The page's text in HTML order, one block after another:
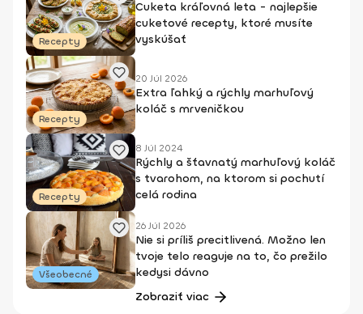
Recepty
Cuketa kráľovná leta - najlepšie
cuketové recepty, ktoré musíte
vyskúšať
Recepty
20 Júl 2026
Extra ľahký a rýchly marhuľový
koláč s mrveničkou
Recepty
8 Júl 2024
Rýchly a šťavnatý marhuľový koláč
s tvarohom, na ktorom si pochutí
celá rodina
Všeobecné
26 Júl 2026
Nie si príliš precitlivená. Možno len
tvoje telo reaguje na to, čo prežilo
kedysi dávno
Zobraziť viac